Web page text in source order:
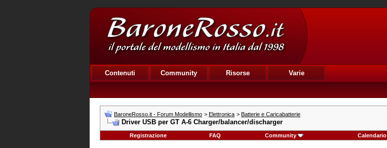
Contenuti Community Risorse Varie
BaroneRosso.it - Forum Modellismo > Elettronica > Batterie e Caricabatterie
Driver USB per GT A-6 Charger/balancer/discharger
Registrazione
FAQ Community Calendario